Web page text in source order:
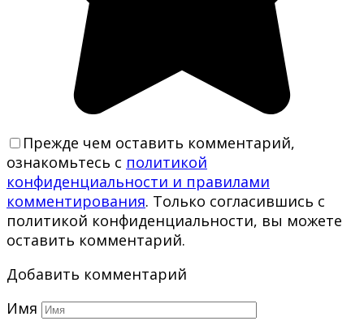
Прежде чем оставить комментарий,
ознакомьтесь с политикой
конфиденциальности и правилами
комментирования. Только согласившись с
политикой конфиденциальности, вы можете
оставить комментарий.
Добавить комментарий
Имя